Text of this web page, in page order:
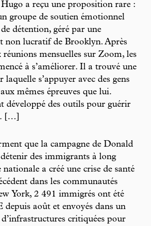
a reçu une proposition rare :
groupe de soutien émotionnel
détention, géré par une
non lucratif de Brooklyn. Après
réunions mensuelles sur Zoom, les
à s’améliorer. Il a trouvé une
s’appuyer avec des gens
mêmes épreuves que lui.
développé des outils pour guérir
[…]
que la campagne de Donald
des immigrants à long
nationale a créé une crise de santé
dans les communautés
York, 2 491 immigrés ont été
depuis août et envoyés dans un
d’infrastructures critiquées pour